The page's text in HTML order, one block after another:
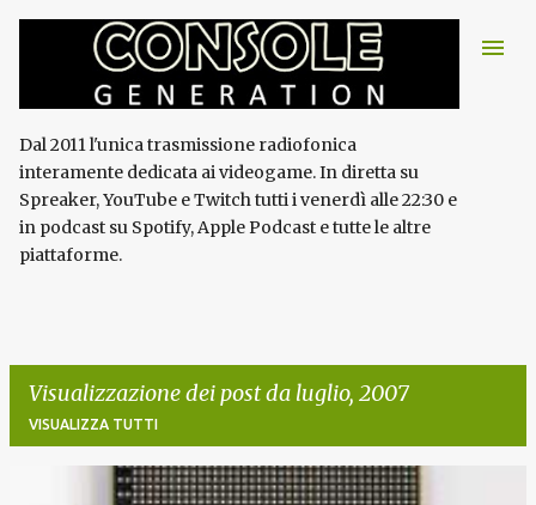
Passa ai contenuti principali
Dal 2011 l'unica trasmissione radiofonica
interamente dedicata ai videogame. In diretta su
Spreaker, YouTube e Twitch tutti i venerdì alle 22:30 e
in podcast su Spotify, Apple Podcast e tutte le altre
piattaforme.
Visualizzazione dei post da luglio, 2007
VISUALIZZA TUTTI